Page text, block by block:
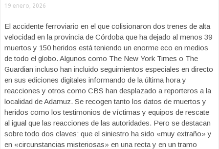
19 enero, 2026
El accidente ferroviario en el que colisionaron dos trenes de alta
velocidad en la provincia de Córdoba que ha dejado al menos 39
muertos y 150 heridos está teniendo un enorme eco en medios
de todo el globo. Algunos como The New York Times o The
Guardian incluso han incluido seguimientos especiales en directo
en sus ediciones digitales informando de la última hora y
reacciones y otros como CBS han desplazado a reporteros a la
localidad de Adamuz. Se recogen tanto los datos de muertos y
heridos como los testimonios de víctimas y equipos de rescate
al igual que las reacciones de las autoridades. Pero se destacan
sobre todo dos claves: que el siniestro ha sido «muy extraño» y
en «circunstancias misteriosas» en una recta y en un tramo